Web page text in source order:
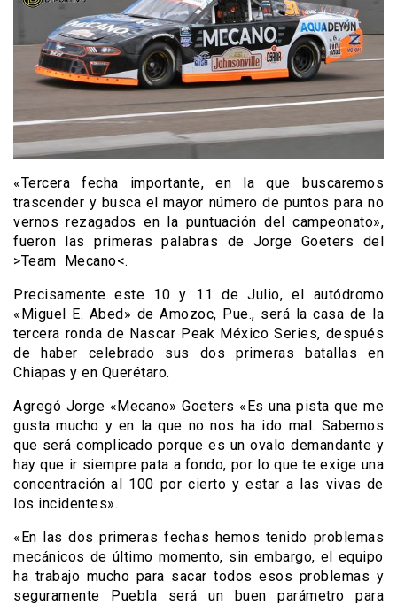
«Tercera fecha importante, en la que buscaremos
trascender y busca el mayor número de puntos para no
vernos rezagados en la puntuación del campeonato»,
fueron las primeras palabras de Jorge Goeters del
>Team Mecano<.
Precisamente este 10 y 11 de Julio, el autódromo
«Miguel E. Abed» de Amozoc, Pue., será la casa de la
tercera ronda de Nascar Peak México Series, después
de haber celebrado sus dos primeras batallas en
Chiapas y en Querétaro.
Agregó Jorge «Mecano» Goeters «Es una pista que me
gusta mucho y en la que no nos ha ido mal. Sabemos
que será complicado porque es un ovalo demandante y
hay que ir siempre pata a fondo, por lo que te exige una
concentración al 100 por cierto y estar a las vivas de
los incidentes».
«En las dos primeras fechas hemos tenido problemas
mecánicos de último momento, sin embargo, el equipo
ha trabajo mucho para sacar todos esos problemas y
seguramente Puebla será un buen parámetro para